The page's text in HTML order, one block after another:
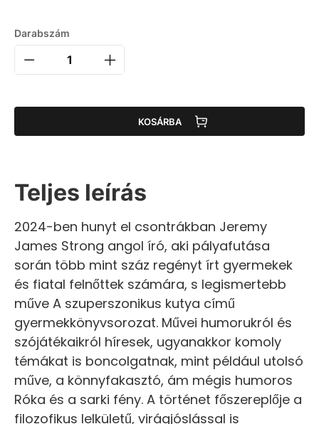
Darabszám
KOSÁRBA
Teljes leírás
2024-ben hunyt el csontrákban Jeremy
James Strong angol író, aki pályafutása
során több mint száz regényt írt gyermekek
és fiatal felnőttek számára, s legismertebb
műve A szuperszonikus kutya című
gyermekkönyvsorozat. Művei humorukról és
szójátékaikról híresek, ugyanakkor komoly
témákat is boncolgatnak, mint például utolsó
műve, a könnyfakasztó, ám mégis humoros
Róka és a sarki fény. A történet főszereplője a
filozofikus lelkületű, virágjóslással is